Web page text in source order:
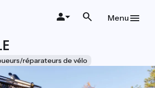
Menu
réparateurs de vélo